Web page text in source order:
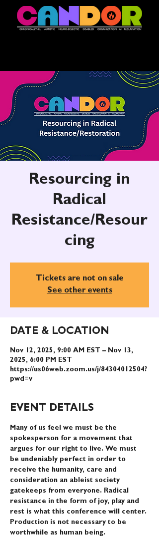
Resourcing in
Radical
Resistance/Resour
cing
Tickets are not on sale
See other events
DATE & LOCATION
Nov 12, 2025, 9:00 AM EST – Nov 13,
2025, 6:00 PM EST
https://us06web.zoom.us/j/84304012504?
pwd=v
EVENT DETAILS
Many of us feel we must be the
spokesperson for a movement that
argues for our right to live. We must
be undeniably perfect in order to
receive the humanity, care and
consideration an ableist society
gatekeeps from everyone. Radical
resistance in the form of joy, play and
rest is what this conference will center.
Production is not necessary to be
worthwhile as human being.